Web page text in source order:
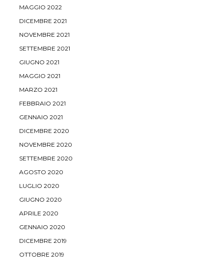
MAGGIO 2022
DICEMBRE 2021
NOVEMBRE 2021
SETTEMBRE 2021
GIUGNO 2021
MAGGIO 2021
MARZO 2021
FEBBRAIO 2021
GENNAIO 2021
DICEMBRE 2020
NOVEMBRE 2020
SETTEMBRE 2020
AGOSTO 2020
LUGLIO 2020
GIUGNO 2020
APRILE 2020
GENNAIO 2020
DICEMBRE 2019
OTTOBRE 2019